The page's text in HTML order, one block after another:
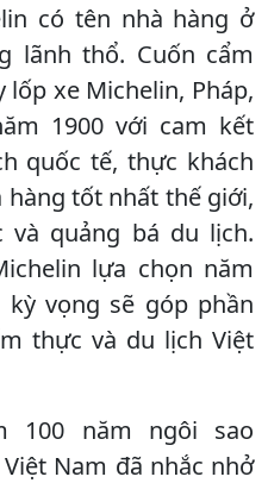
có tên nhà hàng ở
lãnh thổ. Cuốn cẩm
xe Michelin, Pháp,
1900 với cam kết
quốc tế, thực khách
tốt nhất thế giới,
quảng bá du lịch.
lựa chọn năm
vọng sẽ góp phần
thực và du lịch Việt
100 năm ngôi sao
Nam đã nhắc nhở